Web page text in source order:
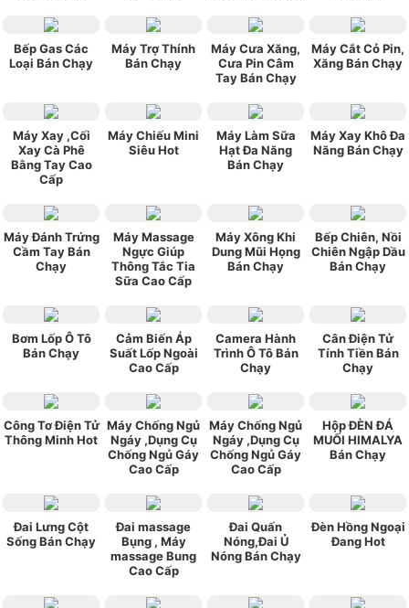
Bếp Gas Các
Loại Bán Chạy
Máy Trợ Thính
Bán Chạy
Máy Cưa Xăng,
Cưa Pin Câm
Tay Bán Chạy
Máy Cắt Cỏ Pin,
Xăng Bán Chạy
Máy Xay ,Cối
Xay Cà Phê
Bằng Tay Cao
Cấp
Máy Chiếu Mini
Siêu Hot
Máy Làm Sữa
Hạt Đa Năng
Bán Chạy
Máy Xay Khô Đa
Năng Bán Chạy
Máy Đánh Trứng
Cầm Tay Bán
Chạy
Máy Massage
Ngực Giúp
Thông Tắc Tia
Sữa Cao Cấp
Máy Xông Khi
Dung Mũi Họng
Bán Chạy
Bếp Chiên, Nồi
Chiên Ngập Dầu
Bán Chạy
Bơm Lốp Ô Tô
Bán Chạy
Cảm Biến Áp
Suất Lốp Ngoài
Cao Cấp
Camera Hành
Trình Ô Tô Bán
Chạy
Cân Điện Tử
Tính Tiền Bán
Chạy
Công Tơ Điện Tử
Thông Minh Hot
Máy Chống Ngủ
Ngáy ,Dụng Cụ
Chống Ngủ Gáy
Cao Cấp
Máy Chống Ngủ
Ngáy ,Dụng Cụ
Chống Ngủ Gáy
Cao Cấp
Hộp ĐÈN ĐÁ
MUỐI HIMALYA
Bán Chạy
Đai Lưng Cột
Sống Bán Chạy
Đai massage
Bụng , Máy
massage Bung
Cao Cấp
Đai Quấn
Nóng,Đai Ủ
Nóng Bán Chạy
Đèn Hồng Ngoại
Đang Hot